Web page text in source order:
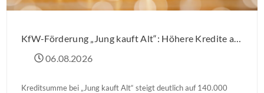
06.08.2026
Kreditsumme bei „Jung kauft Alt“ steigt deutlich auf 140.000